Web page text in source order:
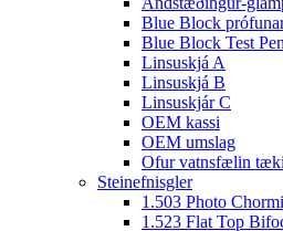
Blue Block
Blue Block Test Pen
Linsuskjá A
Linsuskjá B
Linsuskjár C
OEM kassi
OEM umslag
Ofur vatnsfælin tæki
Steinefnisgler
1.503 Photo
1.523 Flat Top